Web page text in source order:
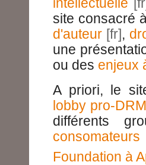
intellectuelle
site consacré
d'auteur
,
une
ou des enjeux
A priori, le
lobby pro-DRM
différents
Foundation à